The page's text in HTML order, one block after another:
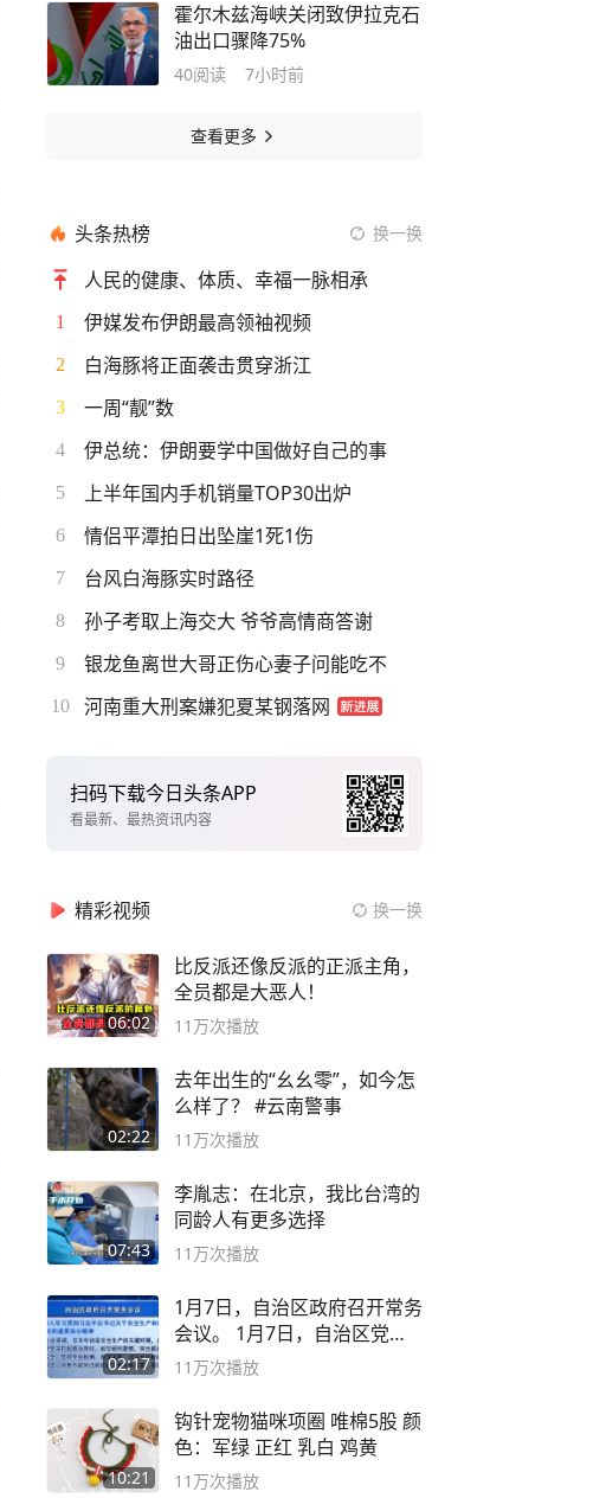
霍尔木兹海峡关闭致伊拉克石
油出口骤降75%
40阅读 7小时前
查看更多
头条热榜 换一换
人民的健康、体质、幸福一脉相承
1 伊媒发布伊朗最高领袖视频
2 白海豚将正面袭击贯穿浙江
3 一周“靓”数
4 伊总统：伊朗要学中国做好自己的事
5 上半年国内手机销量TOP30出炉
6 情侣平潭拍日出坠崖1死1伤
7 台风白海豚实时路径
8 孙子考取上海交大 爷爷高情商答谢
9 银龙鱼离世大哥正伤心妻子问能吃不
10 河南重大刑案嫌犯夏某钢落网
扫码下载今日头条APP
看最新、最热资讯内容
精彩视频 换一换
06:02
比反派还像反派的正派主角，
全员都是大恶人！
11万次播放
02:22
去年出生的“幺幺零”，如今怎
么样了？ #云南警事
11万次播放
07:43
李胤志：在北京，我比台湾的
同龄人有更多选择
11万次播放
02:17
1月7日，自治区政府召开常务
会议。 1月7日，自治区党委
副书记
11万次播放
10:21
钩针宠物猫咪项圈 唯棉5股 颜
色：军绿 正红 乳白 鸡黄
11万次播放